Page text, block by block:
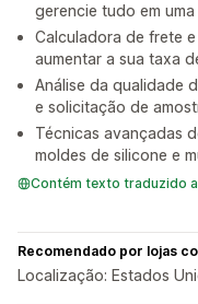
gerencie tudo em
Calculadora de frete
aumentar a sua taxa
Análise da qualidade
e solicitação de
Técnicas avançadas
moldes de silicone e
Contém texto traduzido
Recomendado por lojas
Localização: Estados